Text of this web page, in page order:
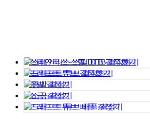
스테인리스 스틸 DTB 결정화기
드래프트 튜브 결정화기
증발 결정기
소금 결정기
드래프트 튜브 배플 결정기